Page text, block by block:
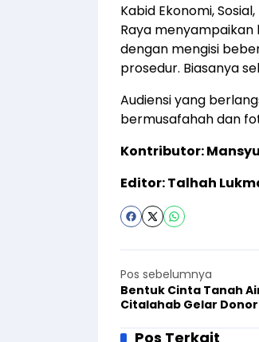
Kabid Ekonomi,
Raya
dengan mengisi
prosedur. Biasanya
Audiensi yang
bermusafahah dan
Kontributor:
Editor: Talhah
Pos sebelumnya
Bentuk Cinta Tanah
Citalahab Gelar Donor
Pos Terkait